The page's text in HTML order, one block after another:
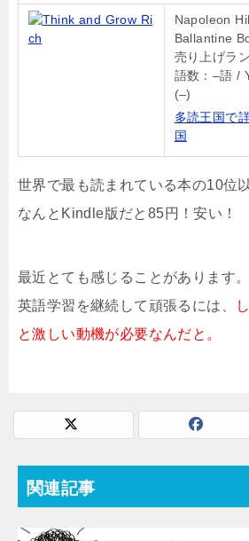
Napoleon
Ballantine
売り上げラ
語数：–語 /
(–)
多読王国で
国
世界で最も読まれている本の10位
なんとKindle版だと85円！安い！
最近とても感じることがあります。
英語学習を継続して頑張るには、
と激しい動機が必要なんだと。
関連記事